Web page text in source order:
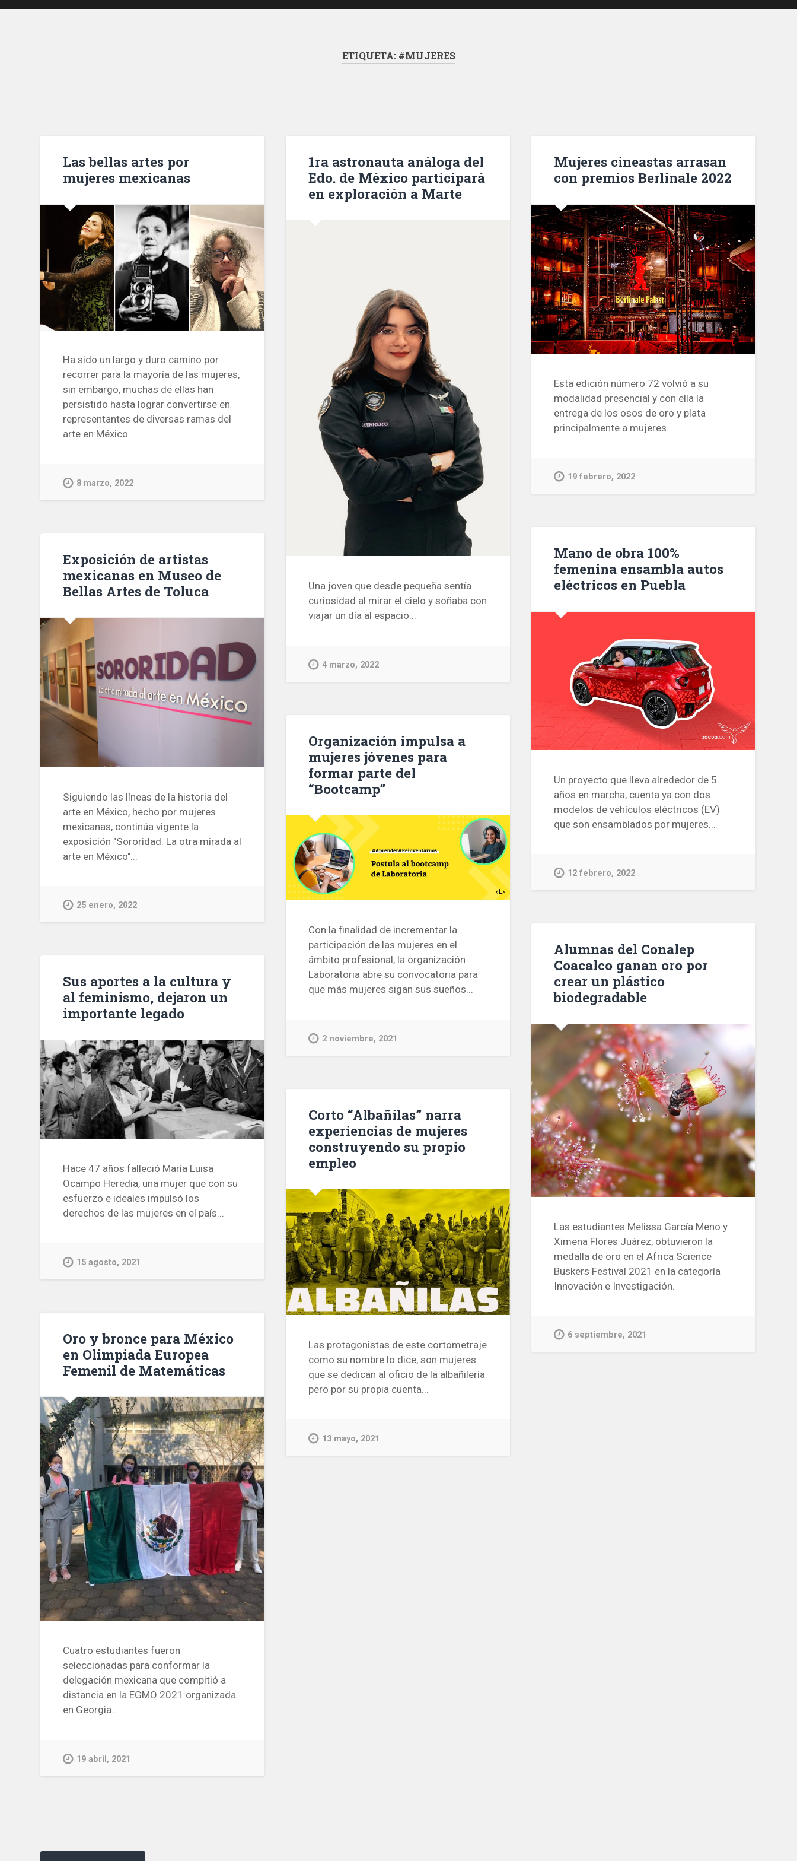
ETIQUETA: #MUJERES
Las bellas artes por
mujeres mexicanas
Ha sido un largo y duro camino por
recorrer para la mayoría de las mujeres,
sin embargo, muchas de ellas han
persistido hasta lograr convertirse en
representantes de diversas ramas del
arte en México.
8 marzo, 2022
1ra astronauta análoga del
Edo. de México participará
en exploración a Marte
Una joven que desde pequeña sentía
curiosidad al mirar el cielo y soñaba con
viajar un día al espacio...
4 marzo, 2022
Mujeres cineastas arrasan
con premios Berlinale 2022
Esta edición número 72 volvió a su
modalidad presencial y con ella la
entrega de los osos de oro y plata
principalmente a mujeres...
19 febrero, 2022
Mano de obra 100%
femenina ensambla autos
eléctricos en Puebla
Un proyecto que lleva alrededor de 5
años en marcha, cuenta ya con dos
modelos de vehículos eléctricos (EV)
que son ensamblados por mujeres...
12 febrero, 2022
Exposición de artistas
mexicanas en Museo de
Bellas Artes de Toluca
Siguiendo las líneas de la historia del
arte en México, hecho por mujeres
mexicanas, continúa vigente la
exposición "Sororidad. La otra mirada al
arte en México"...
25 enero, 2022
Organización impulsa a
mujeres jóvenes para
formar parte del
“Bootcamp”
Con la finalidad de incrementar la
participación de las mujeres en el
ámbito profesional, la organización
Laboratoria abre su convocatoria para
que más mujeres sigan sus sueños...
2 noviembre, 2021
Alumnas del Conalep
Coacalco ganan oro por
crear un plástico
biodegradable
Las estudiantes Melissa García Meno y
Ximena Flores Juárez, obtuvieron la
medalla de oro en el Africa Science
Buskers Festival 2021 en la categoría
Innovación e Investigación.
6 septiembre, 2021
Sus aportes a la cultura y
al feminismo, dejaron un
importante legado
Hace 47 años falleció María Luisa
Ocampo Heredia, una mujer que con su
esfuerzo e ideales impulsó los
derechos de las mujeres en el país...
15 agosto, 2021
Corto “Albañilas” narra
experiencias de mujeres
construyendo su propio
empleo
Las protagonistas de este cortometraje
como su nombre lo dice, son mujeres
que se dedican al oficio de la albañilería
pero por su propia cuenta...
13 mayo, 2021
Oro y bronce para México
en Olimpiada Europea
Femenil de Matemáticas
Cuatro estudiantes fueron
seleccionadas para conformar la
delegación mexicana que compitió a
distancia en la EGMO 2021 organizada
en Georgia...
19 abril, 2021
Navegación